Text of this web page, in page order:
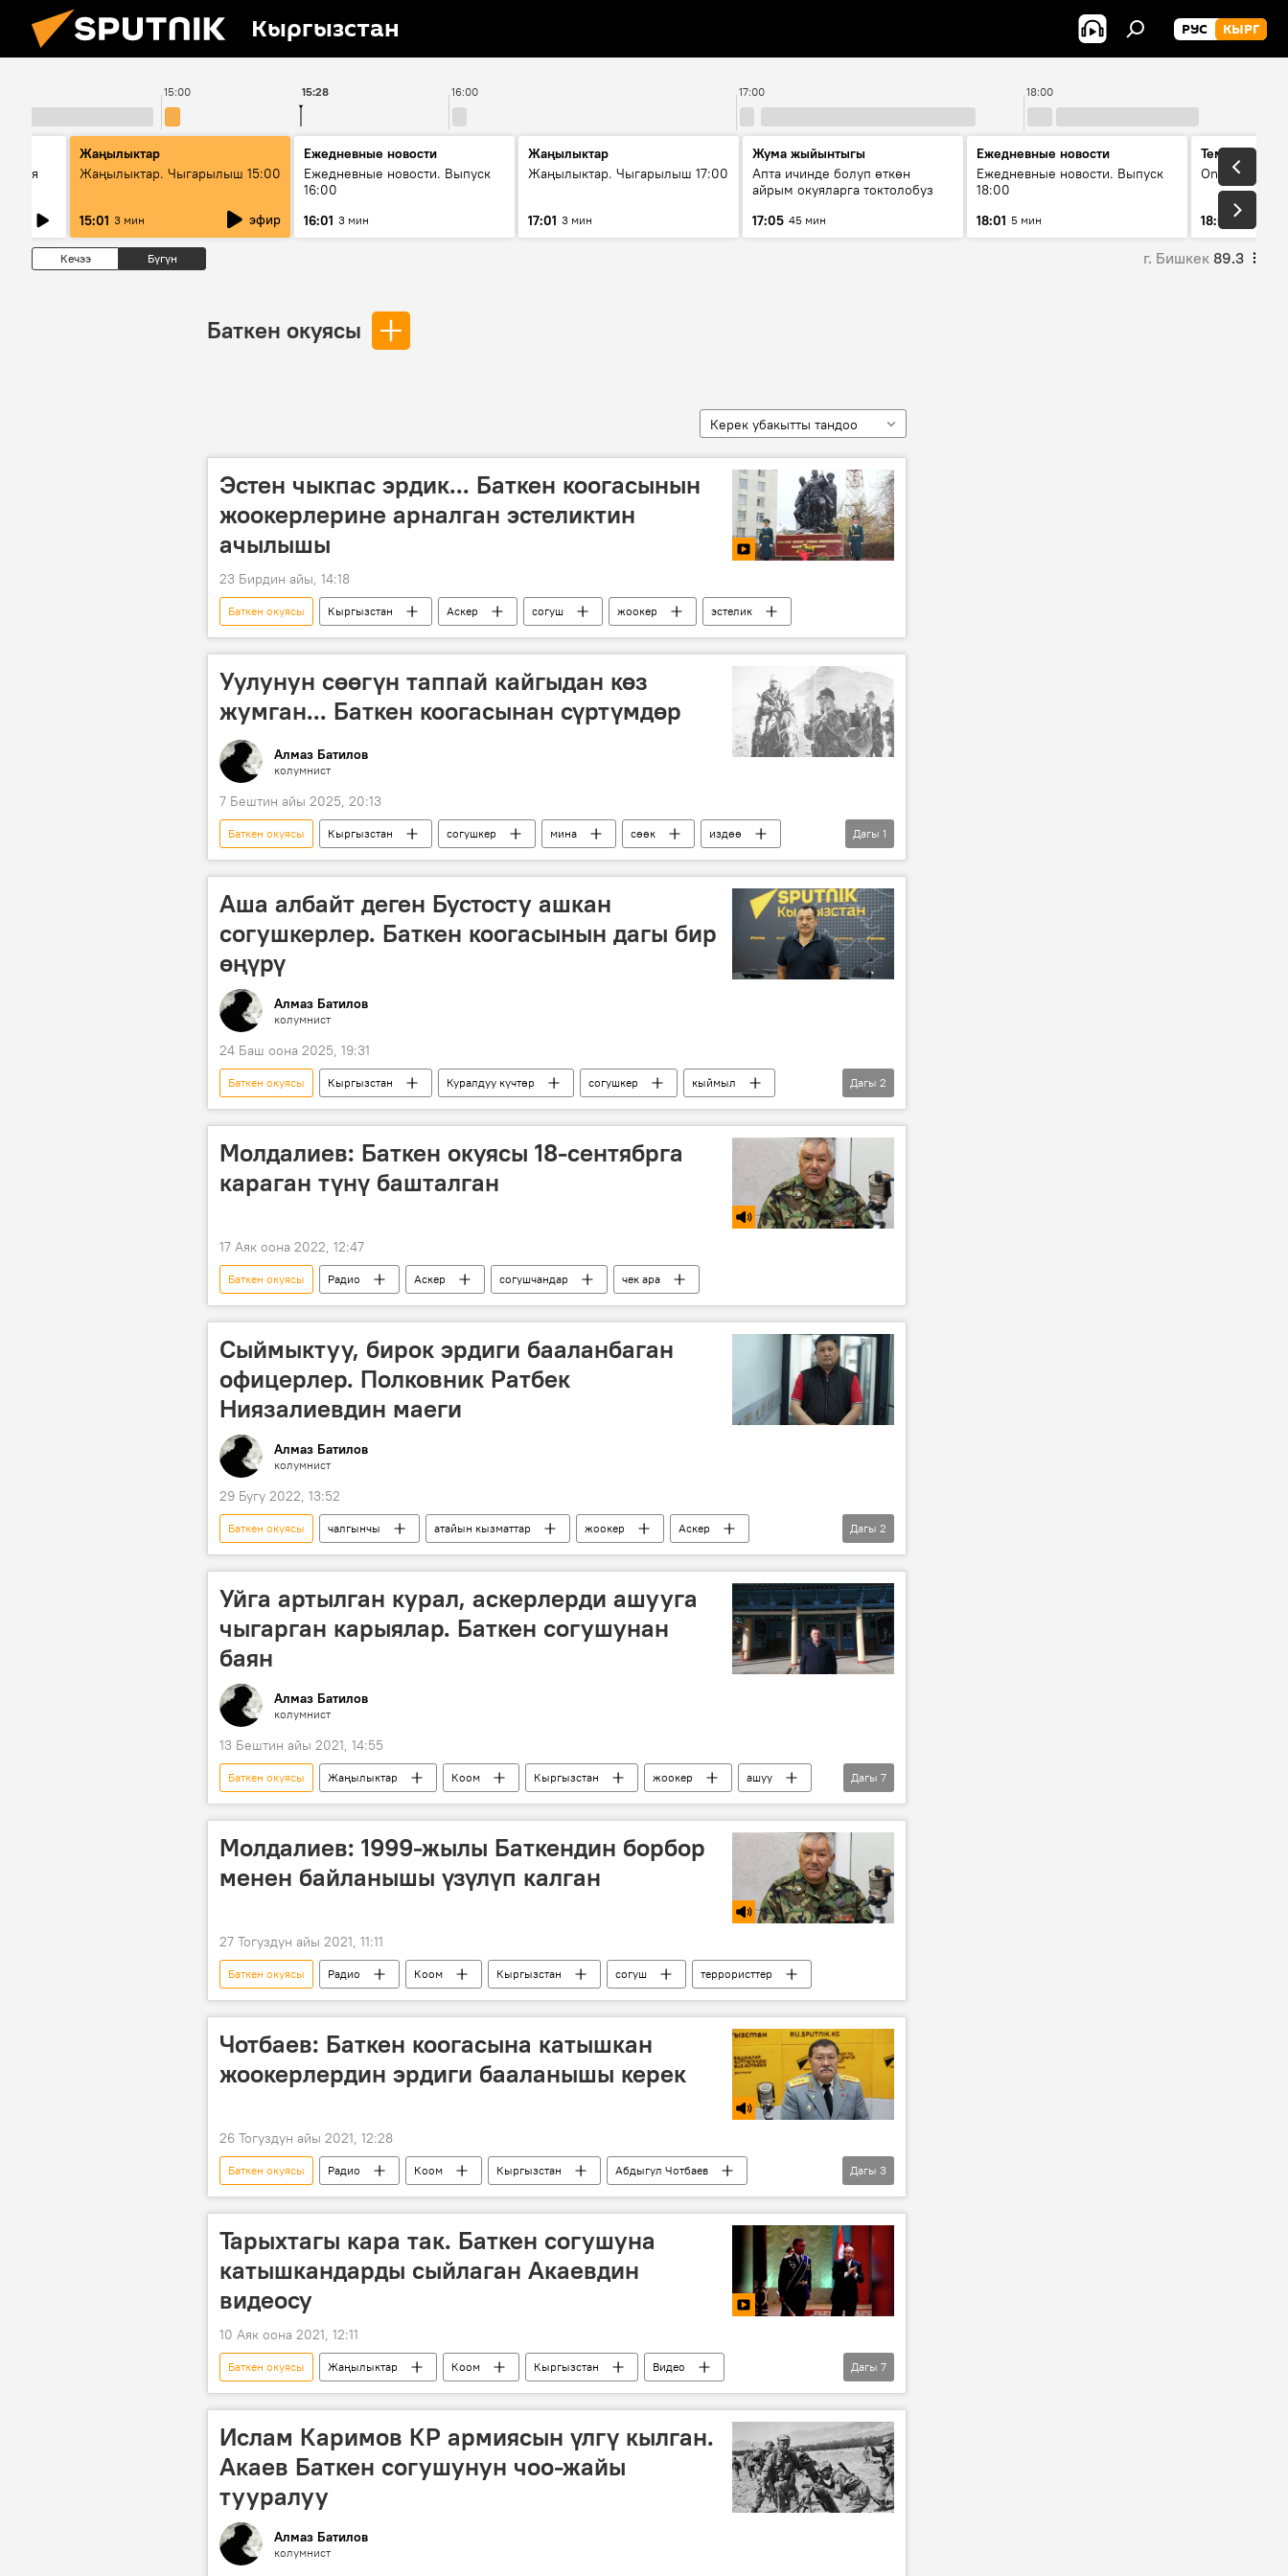
Кыргызстан РУС КЫРГ
15:00 16:00 17:00 18:00
15:28
Жаңылыктар
Жаңылыктар. Чыгарылыш 15:00
15:01 3 мин эфир
Ежедневные новости
Ежедневные новости. Выпуск
16:00
16:01 3 мин
Жаңылыктар
Жаңылыктар. Чыгарылыш 17:00
17:01 3 мин
Жума жыйынтыгы
Апта ичинде болуп өткөн
айрым окуяларга токтолобуз
17:05 45 мин
Ежедневные новости
Ежедневные новости. Выпуск
18:00
18:01 5 мин
Тема дня
On air
18:07
Кечээ Бүгүн г. Бишкек 89.3
Баткен окуясы
Керек убакытты тандоо
Эстен чыкпас эрдик... Баткен коогасынын
жоокерлерине арналган эстеликтин
ачылышы
23 Бирдин айы, 14:18
Баткен окуясы Кыргызстан Аскер согуш жоокер эстелик
Уулунун сөөгүн таппай кайгыдан көз
жумган... Баткен коогасынан сүртүмдөр
Алмаз Батилов
колумнист
7 Бештин айы 2025, 20:13
Баткен окуясы Кыргызстан согушкер мина сөөк
издөө
эшек
Дагы 1
Аша албайт деген Бустосту ашкан
согушкерлер. Баткен коогасынын дагы бир
өңүрү
Алмаз Батилов
колумнист
24 Баш оона 2025, 19:31
Баткен окуясы Кыргызстан Куралдуу күчтөр согушкер
кыймыл
Чалгын кызматы
Маратбек Шайымкулов
Дагы 2
Молдалиев: Баткен окуясы 18-сентябрга
караган түнү башталган
17 Аяк оона 2022, 12:47
Баткен окуясы Радио Аскер согушчандар чек ара
Сыймыктуу, бирок эрдиги бааланбаган
офицерлер. Полковник Ратбек
Ниязалиевдин маеги
Алмаз Батилов
колумнист
29 Бугу 2022, 13:52
Баткен окуясы чалгынчы атайын кызматтар жоокер
Аскер
Тажикстан
жарандык согуш
Дагы 2
Уйга артылган курал, аскерлерди ашууга
чыгарган карыялар. Баткен согушунан
баян
Алмаз Батилов
колумнист
13 Бештин айы 2021, 14:55
Баткен окуясы Жаңылыктар Коом Кыргызстан жоокер
ашуу
рота
батальон курал-жарак ок-дары уй
эшек
Дагы 7
Молдалиев: 1999-жылы Баткендин борбор
менен байланышы үзүлүп калган
27 Тогуздун айы 2021, 11:11
Баткен окуясы Радио Коом Кыргызстан согуш террористтер
Чотбаев: Баткен коогасына катышкан
жоокерлердин эрдиги бааланышы керек
26 Тогуздун айы 2021, 12:28
Баткен окуясы Радио Коом Кыргызстан
Абдыгул Чотбаев
жоокер
статус чек ара согуш
Дагы 3
Тарыхтагы кара так. Баткен согушуна
катышкандарды сыйлаган Акаевдин
видеосу
10 Аяк оона 2021, 12:11
Баткен окуясы Жаңылыктар Коом Кыргызстан
Видео
Мультимедиа
жоокер Аскер Аскар Акаев сыйлоо
согушкер
Дагы 7
Ислам Каримов КР армиясын үлгү кылган.
Акаев Баткен согушунун чоо-жайы
тууралуу
Алмаз Батилов
колумнист